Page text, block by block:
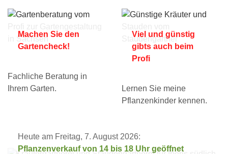
Machen Sie den
Gartencheck!
Fachliche Beratung in
Ihrem Garten.
Viel und günstig
gibts auch beim
Profi
Lernen Sie meine
Pflanzenkinder kennen.
Heute am Freitag, 7. August 2026:
Pflanzenverkauf von 14 bis 18 Uhr geöffnet